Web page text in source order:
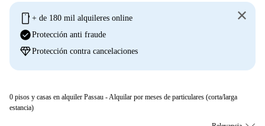
mobile + de 180 mil alquileres online
check_circleProtección anti fraude
diamondProtección contra cancelaciones
0 pisos y casas en alquiler Passau - Alquilar por meses de particulares (corta/larga
estancia)